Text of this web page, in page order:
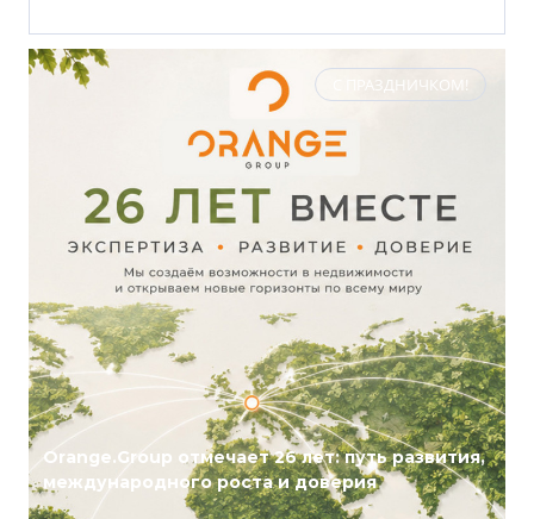
С ПРАЗДНИЧКОМ!
Orange.Group отмечает 26 лет: путь развития,
международного роста и доверия